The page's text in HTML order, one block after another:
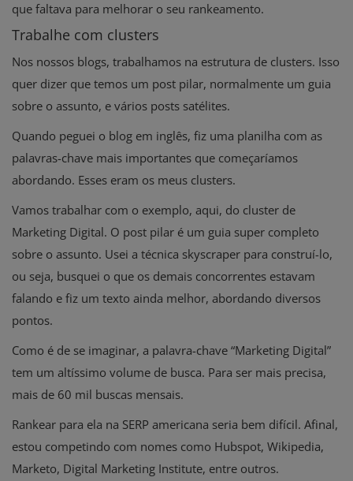
que faltava para melhorar o seu rankeamento.
Trabalhe com clusters
Nos nossos blogs, trabalhamos na estrutura de clusters. Isso
quer dizer que temos um post pilar, normalmente um guia
sobre o assunto, e vários posts satélites.
Quando peguei o blog em inglês, fiz uma planilha com as
palavras-chave mais importantes que começaríamos
abordando. Esses eram os meus clusters.
Vamos trabalhar com o exemplo, aqui, do cluster de
Marketing Digital. O post pilar é um guia super completo
sobre o assunto. Usei a técnica skyscraper para construí-lo,
ou seja, busquei o que os demais concorrentes estavam
falando e fiz um texto ainda melhor, abordando diversos
pontos.
Como é de se imaginar, a palavra-chave “Marketing Digital”
tem um altíssimo volume de busca. Para ser mais precisa,
mais de 60 mil buscas mensais.
Rankear para ela na SERP americana seria bem difícil. Afinal,
estou competindo com nomes como Hubspot, Wikipedia,
Marketo, Digital Marketing Institute, entre outros.